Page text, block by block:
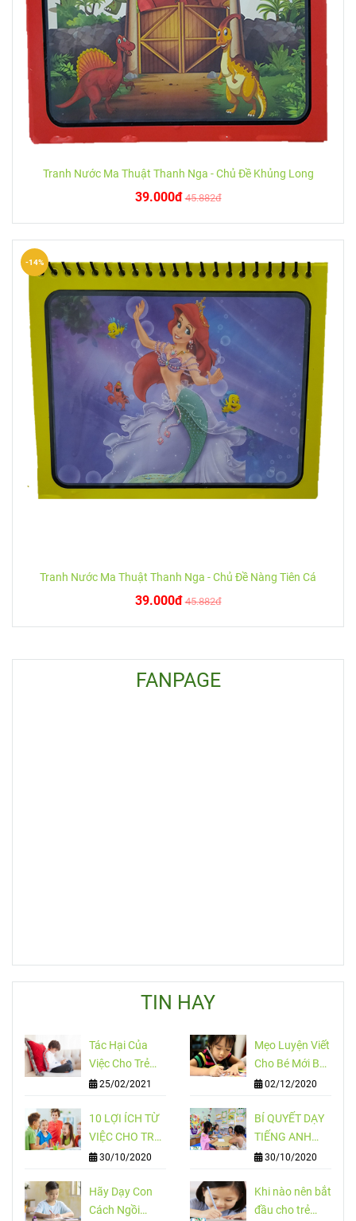
Tranh Nước Ma Thuật Thanh Nga - Chủ Đề Khủng Long
39.000đ 45.882đ
Tranh Nước Ma Thuật Thanh Nga - Chủ Đề Nàng Tiên Cá
39.000đ 45.882đ
-14%
FANPAGE
TIN HAY
Tác Hại Của
Việc Cho Trẻ
Chơi Điện Thoại
25/02/2021
Mẹo Luyện Viết
Cho Bé Mới Bắt
Đầu
02/12/2020
10 LỢI ÍCH TỪ
VIỆC CHO TRẺ
HỌC NGOẠI
30/10/2020
BÍ QUYẾT DẠY
TIẾNG ANH
CHO TRẺ EM
30/10/2020
Hãy Dạy Con
Cách Ngồi
Khi nào nên bắt
đầu cho trẻ